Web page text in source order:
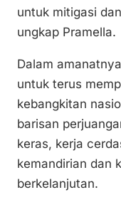
untuk mitigasi
ungkap Pramella.
Dalam
untuk terus
kebangkitan
barisan
keras, kerja
kemandirian dan
berkelanjutan.